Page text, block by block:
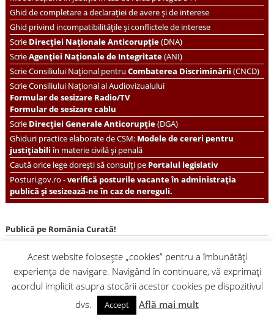
Ghid de completare a declarației de avere și de interese
Ghid privind incompatibilitățile și conflictele de interese
ScrieDirecției Naționale Anticorupție(DNA)
ScrieAgenției Naționale de Integritate(ANI)
ScrieConsiliului Național pentruCombaterea Discriminării(CNCD)
Scrie Consiliului Național al Audiovizualului
Formular de sesizare Radio/TV
Formular de sesizare cablu
ScrieDirecției Generale Anticorupție(DGA)
Ghiduri practice elaborate de CSM: Modele de cereri pentru
justițiabiliîn materie civilă și penală
Caută orice lege dorești să consulți pePortalul legislativ
Posturi.gov.ro -verifică posturile vacante în administrația
publică și sesizează-ne în caz de nereguli.
Publică pe România Curată!
România Curată este un site scris de voluntari, deschis oricărei
colaborări pe teme de bună guvernare și implicare civică.
Trimite-ne reportaje
din viața ta de cetățean, anchete, comentarii,
relatări, înregistrări video sau fotografii pe adresa
contact@romaniacurata.ro
Acest website folosește „cookies” pentru a îmbunătăți
experiența de navigare. Navigând în continuare, vă exprimați
acordul implicit asupra stocării acestor cookies pe dispozitivul
dvs.
Accept Află mai mult